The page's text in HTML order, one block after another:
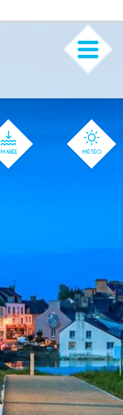
MARÉE MÉTÉO